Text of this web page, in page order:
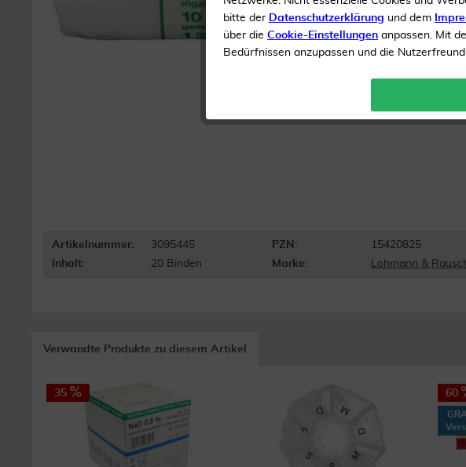
Artikelnummer: 3095445 PZN:
15420825
Inhalt:
20 Binden Marke: Lohmann &
Verwandte Produkte zu diesem Artikel
35 60
bitte der Datenschutzerklärung und dem
über die Cookie-Einstellungen anpassen. Mit
Bedürfnissen anzupassen und die